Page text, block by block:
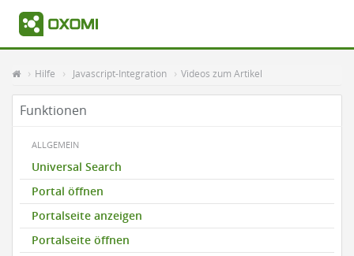
Hilfe Javascript-Integration Videos zum Artikel
Funktionen
ALLGEMEIN
Universal Search
Portal öffnen
Portalseite anzeigen
Portalseite öffnen